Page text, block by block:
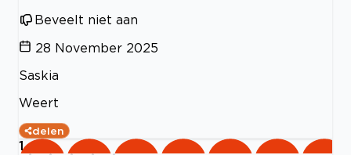
Beveelt niet aan
28 November 2025
Saskia
Weert
delen
1